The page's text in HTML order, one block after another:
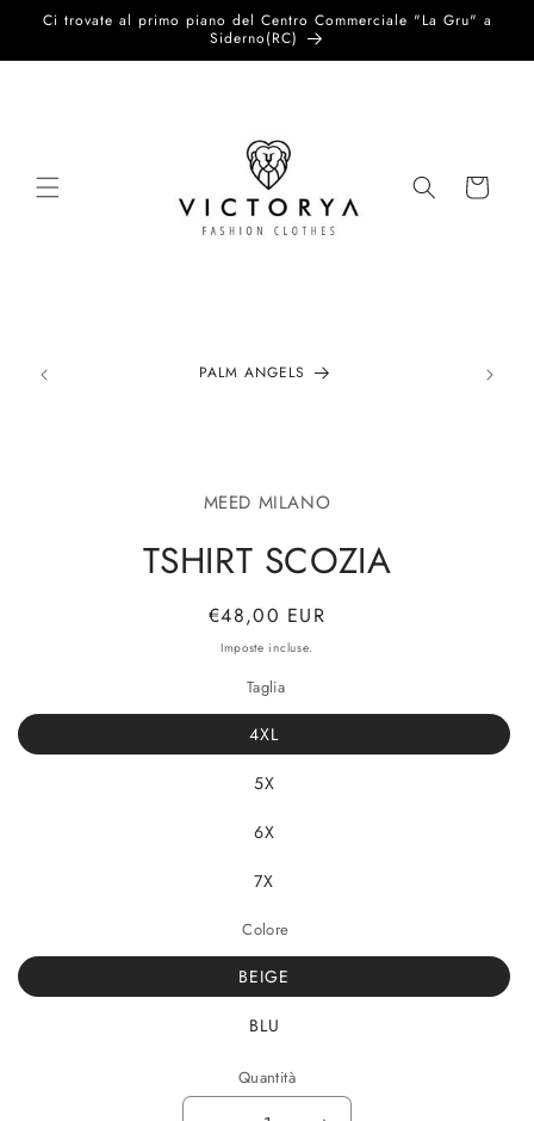
direttamente
Ci trovate al primo piano del Centro Commerciale "La Gru" a
Siderno(RC)
Carrello
PALM ANGELS
MEED MILANO
TSHIRT SCOZIA
Prezzo
di
€48,00 EUR
Imposte incluse.
Taglia
4XL
5X
6X
7X
Colore
BEIGE
BLU
Quantità